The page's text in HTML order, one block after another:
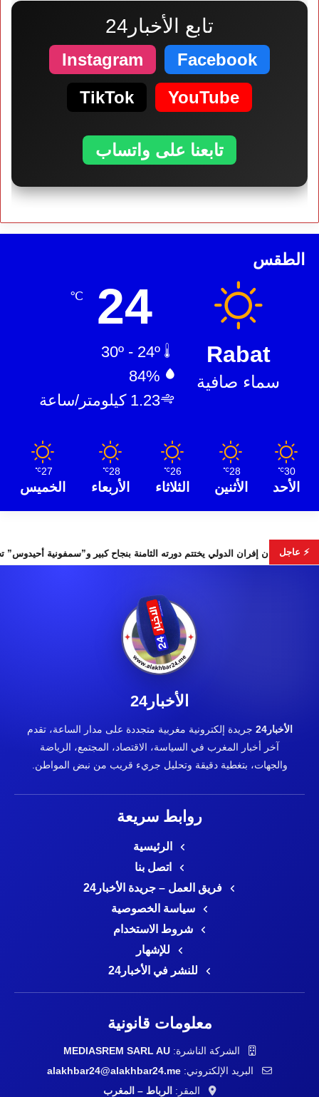
تابع الأخبار24
Facebook
Instagram
YouTube
TikTok
تابعنا على واتساب
الطقس
Rabat
سماء صافية
24
℃
84%
1.23 كيلومتر/ساعة
30
℃
الأحد
28
℃
الأثنين
26
℃
الثلاثاء
28
℃
الأربعاء
27
℃
الخميس
⚡ عاجل
الأمن مهرجان إفران الدولي يختتم دورته الثامنة بنجاح كبير
الأخبار24
الأخبار24
جريدة إلكترونية مغربية متجددة على مدار الساعة، تقدم
آخر أخبار المغرب في السياسة، الاقتصاد، المجتمع، الرياضة
والجهات، بتغطية دقيقة وتحليل جريء قريب من نبض المواطن.
روابط سريعة
الرئيسية
اتصل بنا
فريق العمل – جريدة الأخبار24
سياسة الخصوصية
شروط الاستخدام
للإشهار
للنشر في الأخبار24
معلومات قانونية
الشركة الناشرة:MEDIASREM SARL AU
البريد الإلكتروني: alakhbar24@alakhbar24.me
المقر:الرباط – المغرب